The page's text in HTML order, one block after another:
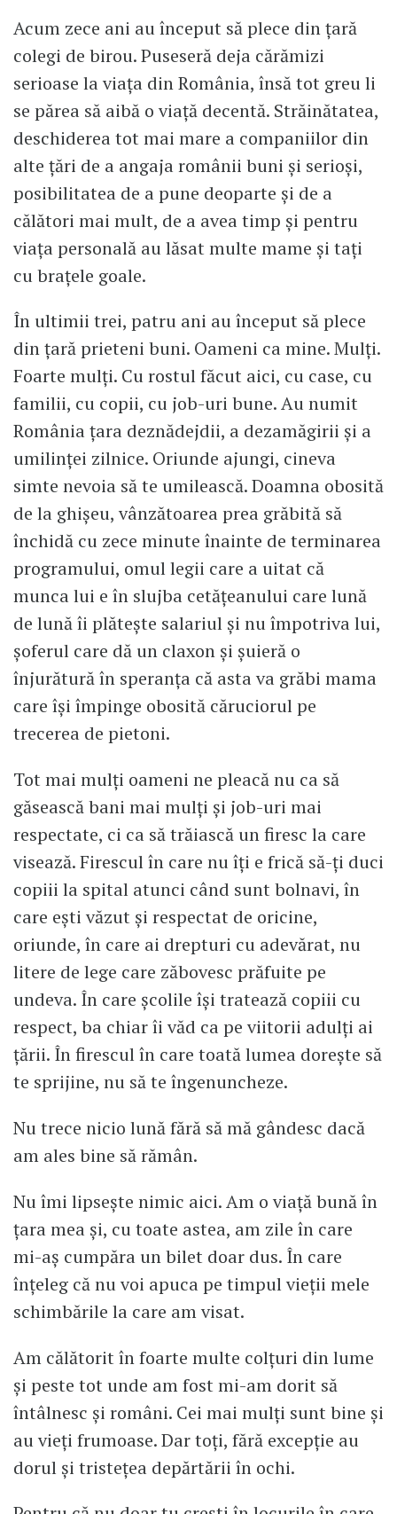
Acum zece ani au început să plece din țară
colegi de birou. Puseseră deja cărămizi
serioase la viața din România, însă tot greu li
se părea să aibă o viață decentă. Străinătatea,
deschiderea tot mai mare a companiilor din
alte țări de a angaja românii buni și serioși,
posibilitatea de a pune deoparte și de a
călători mai mult, de a avea timp și pentru
viața personală au lăsat multe mame și tați
cu brațele goale.
În ultimii trei, patru ani au început să plece
din țară prieteni buni. Oameni ca mine. Mulți.
Foarte mulți. Cu rostul făcut aici, cu case, cu
familii, cu copii, cu job-uri bune. Au numit
România țara deznădejdii, a dezamăgirii și a
umilinței zilnice. Oriunde ajungi, cineva
simte nevoia să te umilească. Doamna obosită
de la ghișeu, vânzătoarea prea grăbită să
închidă cu zece minute înainte de terminarea
programului, omul legii care a uitat că
munca lui e în slujba cetățeanului care lună
de lună îi plătește salariul și nu împotriva lui,
șoferul care dă un claxon și șuieră o
înjurătură în speranța că asta va grăbi mama
care își împinge obosită căruciorul pe
trecerea de pietoni.
Tot mai mulți oameni ne pleacă nu ca să
găsească bani mai mulți și job-uri mai
respectate, ci ca să trăiască un firesc la care
visează. Firescul în care nu îți e frică să-ți duci
copiii la spital atunci când sunt bolnavi, în
care ești văzut și respectat de oricine,
oriunde, în care ai drepturi cu adevărat, nu
litere de lege care zăbovesc prăfuite pe
undeva. În care școlile își tratează copiii cu
respect, ba chiar îi văd ca pe viitorii adulți ai
țării. În firescul în care toată lumea dorește să
te sprijine, nu să te îngenuncheze.
Nu trece nicio lună fără să mă gândesc dacă
am ales bine să rămân.
Nu îmi lipsește nimic aici. Am o viață bună în
țara mea și, cu toate astea, am zile în care
mi-aș cumpăra un bilet doar dus. În care
înțeleg că nu voi apuca pe timpul vieții mele
schimbările la care am visat.
Am călătorit în foarte multe colțuri din lume
și peste tot unde am fost mi-am dorit să
întâlnesc și români. Cei mai mulți sunt bine și
au vieți frumoase. Dar toți, fără excepție au
dorul și tristețea depărtării în ochi.